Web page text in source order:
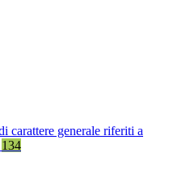
carattere generale riferiti a
134